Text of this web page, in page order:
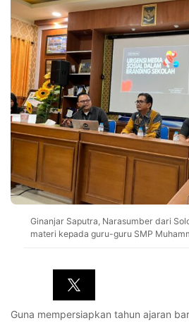
Ginanjar Saputra, Narasumber dari
materi kepada guru-guru SMP
Guna mempersiapkan tahun ajaran